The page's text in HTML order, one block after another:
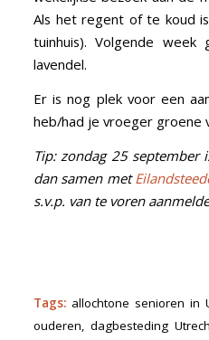
Als het regent of te koud
tuinhuis). Volgende
lavendel.
Er is nog plek voor een
heb/had je vroeger groene
Tip: zondag 25
dan samen met
s.v.p. van te voren
Tags: allochtone senioren in
ouderen,dagbesteding